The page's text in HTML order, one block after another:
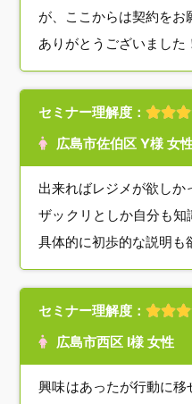
が、ここからは契約をお
ありがとうございました
セミナー理解度：
広島市佐伯区 Y様 女
出来ればレジメが欲しか
ザックリとしか自分も
具体的に初歩的な説明も
セミナー理解度：
広島市西区 I様 女性
興味はあったが行動に